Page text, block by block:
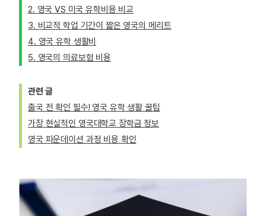
2. 영국 VS 미국 유학비용 비교
3. 비교적 학업 기간이 짧은 영국의 메리트
4. 영국 유학 생활비
5. 영국의 의료보험 비용
관련 글
출국 전 확인 필수! 영국 유학 생활 꿀팁
가장 현실적인 영국대학교 장학금 정보
영국 파운데이션 과정 비용 확인